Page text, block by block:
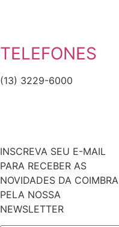
TELEFONES
(13) 3229-6000
INSCREVA SEU E-MAIL
PARA RECEBER AS
NOVIDADES DA COIMBRA
PELA NOSSA
NEWSLETTER